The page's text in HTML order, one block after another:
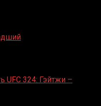
UFC 324: Гэйтжи –